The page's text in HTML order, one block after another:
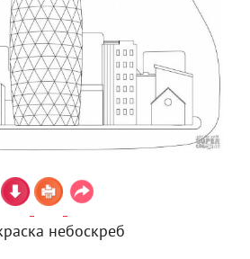
небоскреб